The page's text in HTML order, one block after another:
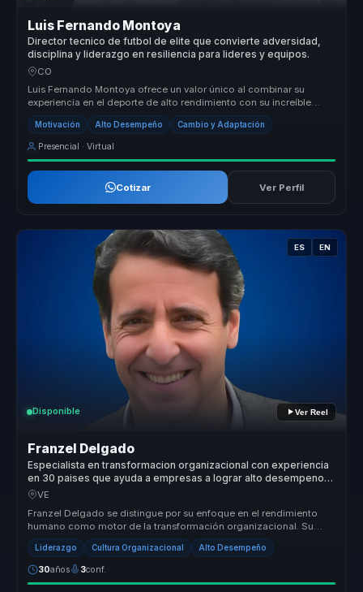
Luis Fernando Montoya
Director tecnico de futbol de elite que convierte adversidad,
disciplina y liderazgo en resiliencia para lideres y equipos.
CO
Luis Fernando Montoya ofrece un valor único al combinar su
experiencia en el deporte de alto rendimiento con su increíble
historia de res...
Motivación Alto Desempeño Cambio y Adaptación
Presencial · Virtual
Cotizar Ver Perfil
ES EN
Disponible Ver Reel
Franzel Delgado
Especialista en transformacion organizacional con experiencia
en 30 paises que ayuda a empresas a lograr alto desempeno
con bienestar y cultura.
VE
Franzel Delgado se distingue por su enfoque en el rendimiento
humano como motor de la transformación organizacional. Su
metodología única...
Liderazgo Cultura Organizacional Alto Desempeño
30años 3conf.